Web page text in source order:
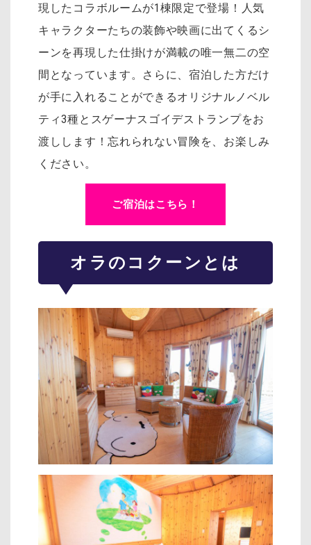
現したコラボルームが1棟限定で登場！人気
キャラクターたちの装飾や映画に出てくるシ
ーンを再現した仕掛けが満載の唯一無二の空
間となっています。さらに、宿泊した方だけ
が手に入れることができるオリジナルノベル
ティ3種とスゲーナスゴイデストランプをお
渡しします！忘れられない冒険を、お楽しみ
ください。
ご宿泊はこちら！
オラのコクーンとは